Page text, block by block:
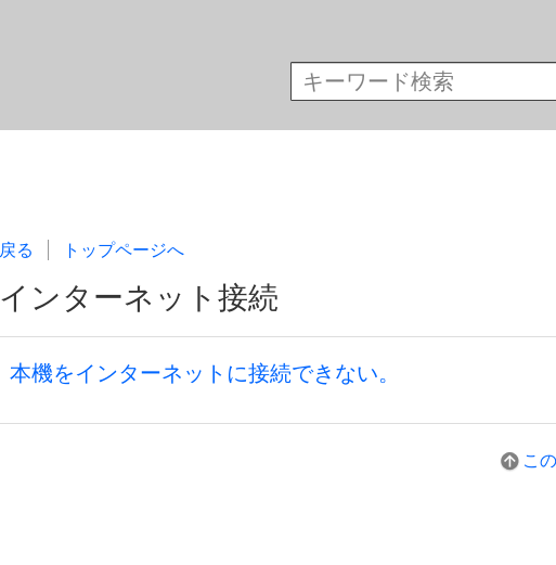
戻る トップページへ
インターネット接続
本機をインターネットに接続できない。
こ